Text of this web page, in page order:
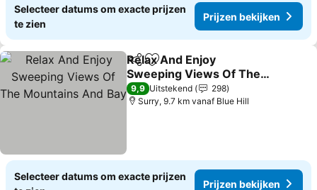
Selecteer datums om exacte prijzen
te zien
Prijzen bekijken
DelenToevoegen aan favorieten
Relax And Enjoy
Sweeping Views Of The
Mountains And Bay
Prijzen bekijken
9,9 Uitstekend
298
Surry, 9.7 km vanaf Blue Hill
Selecteer datums om exacte prijzen
Prijzen bekijken